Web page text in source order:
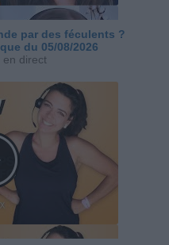
par des féculents ?
du 05/08/2026
en direct